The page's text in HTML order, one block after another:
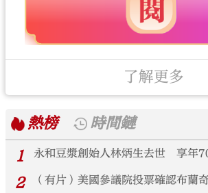
了解更多
熱榜
時間鏈
1
永和豆漿創始人林炳生去世 享年
2 （有片）美國參議院投票確認布蘭